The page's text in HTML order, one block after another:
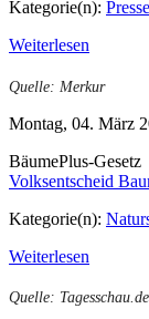
Kategorie(n):
Weiterlesen
Quelle: Merkur
Montag, 04. März
BäumePlus-Gesetz
Volksentscheid
Kategorie(n):
Weiterlesen
Quelle: Tagesschau.de